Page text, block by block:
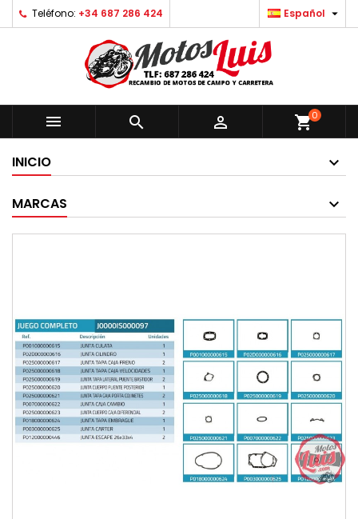
Teléfono: +34 687 286 424 Español 
   shopping_cart0
INICIO
MARCAS